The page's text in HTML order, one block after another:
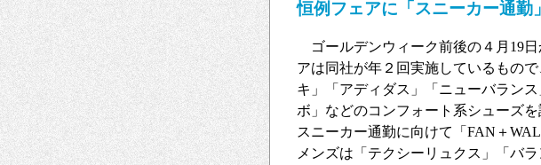
恒例フェアに「スニーカー通勤
ゴールデンウィーク前後の４月19
アは同社が年２回実施しているもの
キ」「アディダス」「ニューバラン
ボ」などのコンフォート系シューズを
スニーカー通勤に向けて「FAN＋
メンズは「テクシーリュクス」「バ